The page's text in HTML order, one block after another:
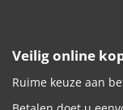
Veilig online
Ruime keuze aan